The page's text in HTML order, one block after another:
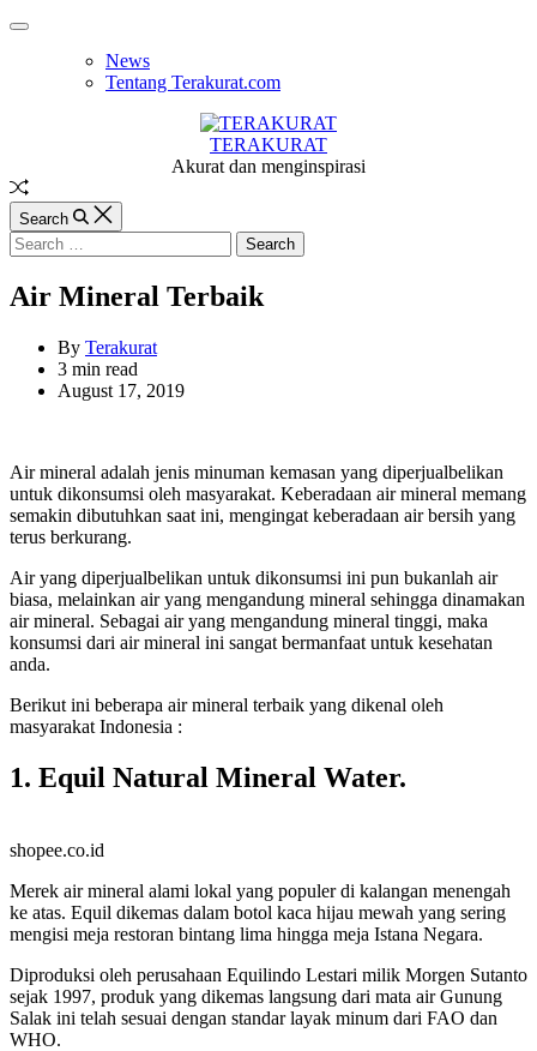
Skip
Off
News
Tentang Terakurat.com
TERAKURAT
Akurat dan menginspirasi
Random
Article
Search
Search
for:
Air Mineral Terbaik
By Terakurat
Estimated
read
3 min read
August 17, 2019
Air mineral adalah jenis minuman kemasan yang diperjualbelikan
untuk dikonsumsi oleh masyarakat. Keberadaan air mineral memang
semakin dibutuhkan saat ini, mengingat keberadaan air bersih yang
terus berkurang.
Air yang diperjualbelikan untuk dikonsumsi ini pun bukanlah air
biasa, melainkan air yang mengandung mineral sehingga dinamakan
air mineral. Sebagai air yang mengandung mineral tinggi, maka
konsumsi dari air mineral ini sangat bermanfaat untuk kesehatan
anda.
Berikut ini beberapa air mineral terbaik yang dikenal oleh
masyarakat Indonesia :
1. Equil Natural Mineral Water.
shopee.co.id
Merek air mineral alami lokal yang populer di kalangan menengah
ke atas. Equil dikemas dalam botol kaca hijau mewah yang sering
mengisi meja restoran bintang lima hingga meja Istana Negara.
Diproduksi oleh perusahaan Equilindo Lestari milik Morgen Sutanto
sejak 1997, produk yang dikemas langsung dari mata air Gunung
Salak ini telah sesuai dengan standar layak minum dari FAO dan
WHO.